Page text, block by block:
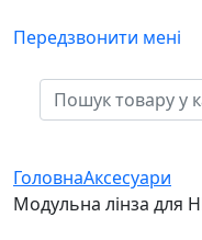
Передзвонити мені
ГоловнаАксесуари
Модульна лінза для